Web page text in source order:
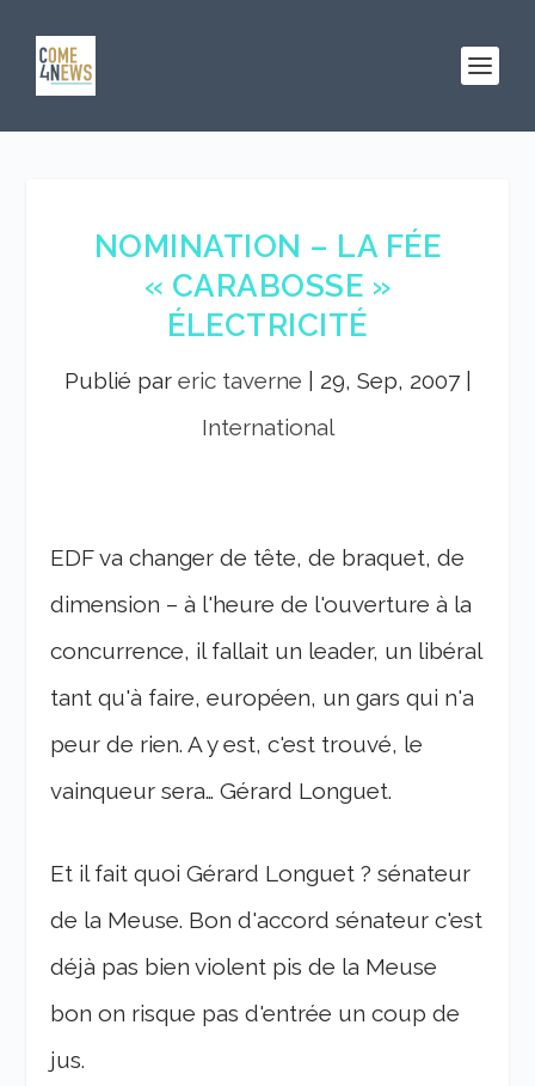
NOMINATION – LA FÉE
« CARABOSSE »
ÉLECTRICITÉ
Publié par eric taverne 29, Sep, 2007|
International
EDF va changer de tête, de braquet, de
dimension – à l'heure de l'ouverture à la
concurrence, il fallait un leader, un libéral
tant qu'à faire, européen, un gars qui n'a
peur de rien. A y est, c'est trouvé, le
vainqueur sera… Gérard Longuet.
Et il fait quoi Gérard Longuet ? sénateur
de la Meuse. Bon d'accord sénateur c'est
déjà pas bien violent pis de la Meuse
bon on risque pas d'entrée un coup de
jus.